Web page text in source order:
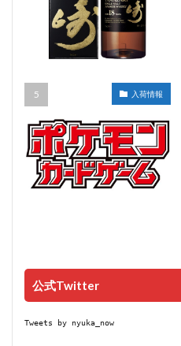
入荷情報
公式Twitter
Tweets by nyuka_now